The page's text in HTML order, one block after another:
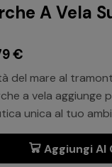
A Vela
€
del mare al
a vela aggiunge
unica al tuo
Aggiungi Al